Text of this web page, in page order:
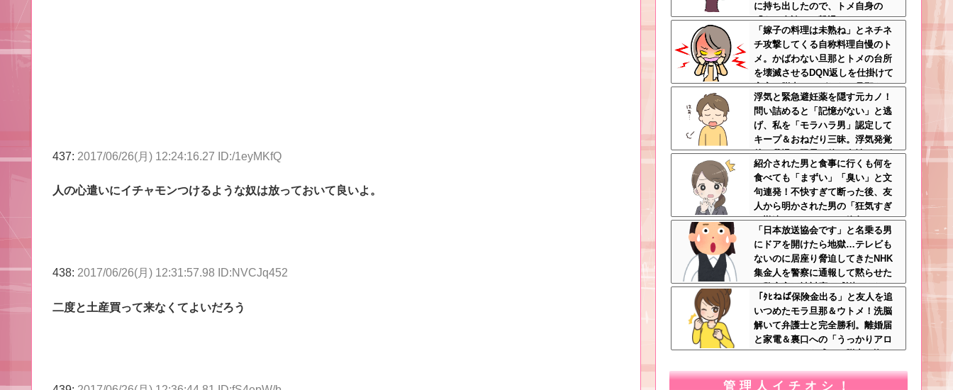
437: 2017/06/26(月) 12:24:16.27 ID:/1eyMKfQ
人の心遣いにイチャモンつけるような奴は放っておいて良いよ。
438: 2017/06/26(月) 12:31:57.98 ID:NVCJq452
二度と土産買って来なくてよいだろう
に持ち出したので、トメ自身の
「あの自論」で撃退したったｗｗ
←矛盾だらけのトメにブーメラン
刺さりまくり
「嫁子の料理は未熟ね」とネチネ
チ攻撃してくる自称料理自慢のト
メ。かばわない旦那とトメの台所
を壊滅させるDQN返しを仕掛けて
実家に脱出←かばわない旦那も一
緒に痛い目見ろ
浮気と緊急避妊薬を隠す元カノ！
問い詰めると「記憶がない」と逃
げ、私を「モラハラ男」認定して
キープ＆おねだり三昧。浮気発覚
後、我慢の限界で他の女性とスピ
ード婚した結果ｗｗｗｗｗ
紹介された男と食事に行くも何を
食べても「まずい」「臭い」と文
句連発！不快すぎて断った後、友
人から明かされた男の「狂気すぎ
る勘違いシナリオ」に絶句ｗｗ←
手料理食べたいなら素直に言え
「日本放送協会です」と名乗る男
にドアを開けたら地獄…テレビも
ないのに居座り脅迫してきたNHK
集金人を警察に通報して黙らせた
←警察官の神対応に感謝しかない
「ﾀﾋねば保険金出る」と友人を追
いつめたモラ旦那＆ウトメ！洗脳
解いて弁護士と完全勝利。離婚届
と家電＆裏口への「うっかりアロ
ンアルファ」を残して脱出←悔し
草
管理人イチオシ！